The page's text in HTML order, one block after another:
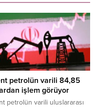
petrolün varili 84,85
işlem görüyor
petrolün varili uluslararası